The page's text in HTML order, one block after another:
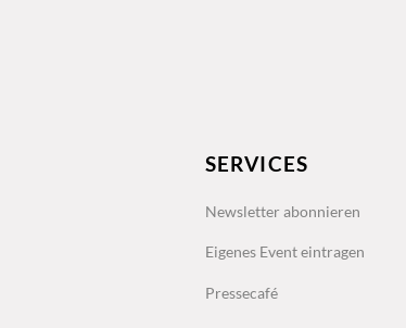
SERVICES
Newsletter abonnieren
Eigenes Event eintragen
Pressecafé